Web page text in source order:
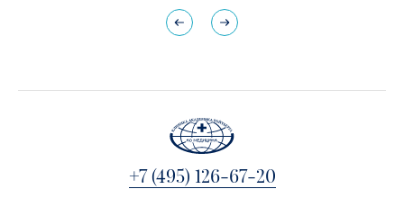
+7 (495) 126-67-20